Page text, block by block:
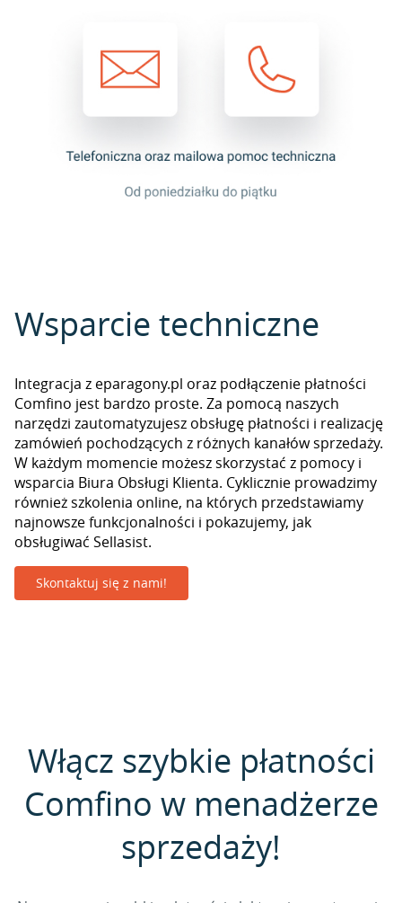
Wsparcie techniczne
Integracja z eparagony.pl oraz podłączenie płatności
Comfino jest bardzo proste. Za pomocą naszych
narzędzi zautomatyzujesz obsługę płatności i realizację
zamówień pochodzących z różnych kanałów sprzedaży.
W każdym momencie możesz skorzystać z pomocy i
wsparcia Biura Obsługi Klienta. Cyklicznie prowadzimy
również szkolenia online, na których przedstawiamy
najnowsze funkcjonalności i pokazujemy, jak
obsługiwać Sellasist.
Skontaktuj się z nami!
Włącz szybkie płatności
Comfino w menadżerze
sprzedaży!